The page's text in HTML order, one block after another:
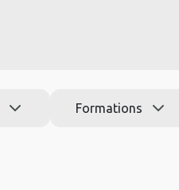
Formations